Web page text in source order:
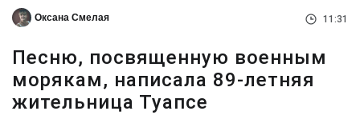
Оксана Смелая 11:31
Песню, посвященную военным
морякам, написала 89-летняя
жительница Туапсе